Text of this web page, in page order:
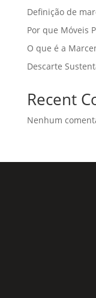
Definição de
Por que Móveis
O que é a
Descarte
Recent
Nenhum